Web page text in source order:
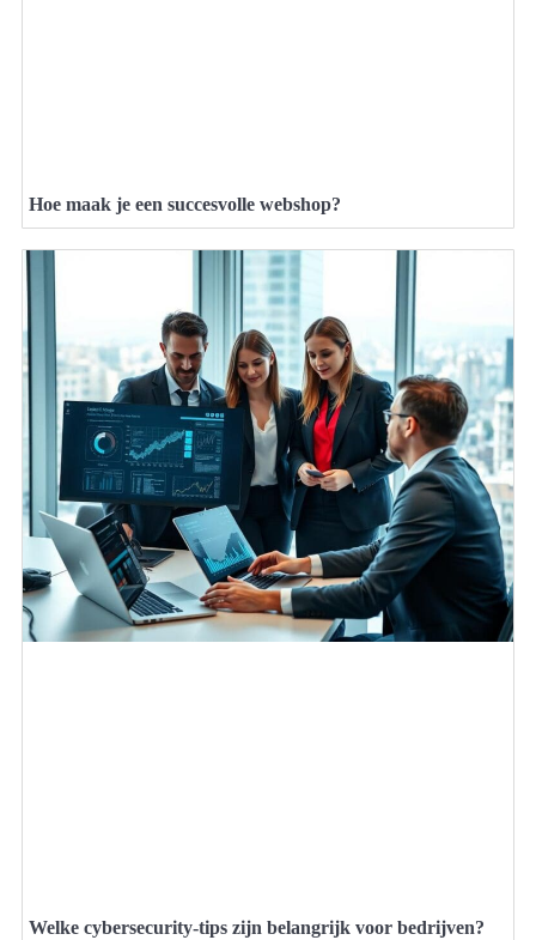
Hoe maak je een succesvolle webshop?
Welke cybersecurity-tips zijn belangrijk voor bedrijven?